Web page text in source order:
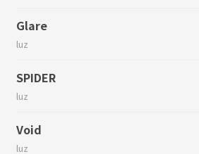
Glare
luz
SPIDER
luz
Void
luz